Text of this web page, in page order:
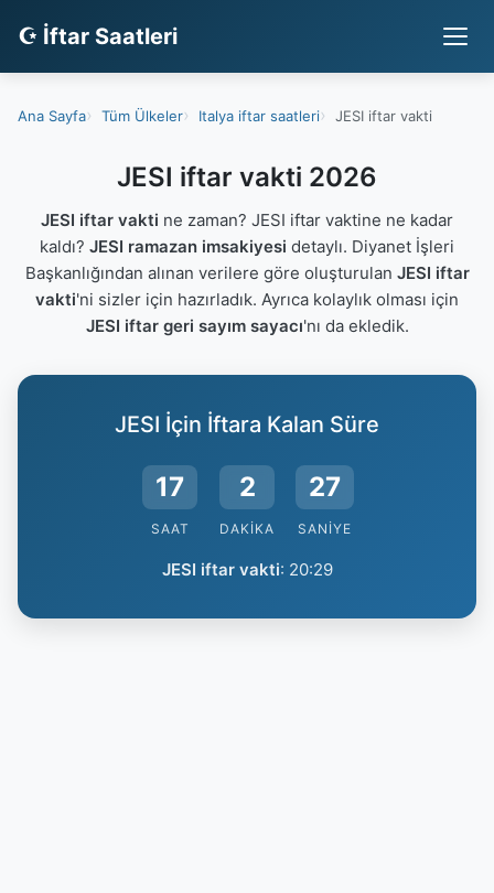
☪ İftar Saatleri
Ana Sayfa Tüm Ülkeler Italya iftar saatleri JESI iftar vakti
JESI iftar vakti 2026
JESI iftar vakti ne zaman? JESI iftar vaktine ne kadar
kaldı? JESI ramazan imsakiyesi detaylı. Diyanet İşleri
Başkanlığından alınan verilere göre oluşturulan JESI iftar
vakti'ni sizler için hazırladık. Ayrıca kolaylık olması için
JESI iftar geri sayım sayacı'nı da ekledik.
JESI İçin İftara Kalan Süre
17
SAAT
2
DAKIKA
26
SANIYE
JESI iftar vakti: 20:29